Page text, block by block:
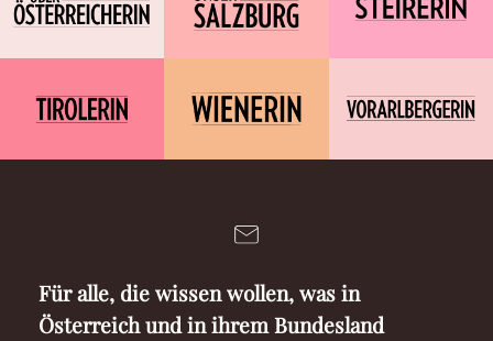
Für alle, die wissen wollen, was in
Österreich und in ihrem Bundesland